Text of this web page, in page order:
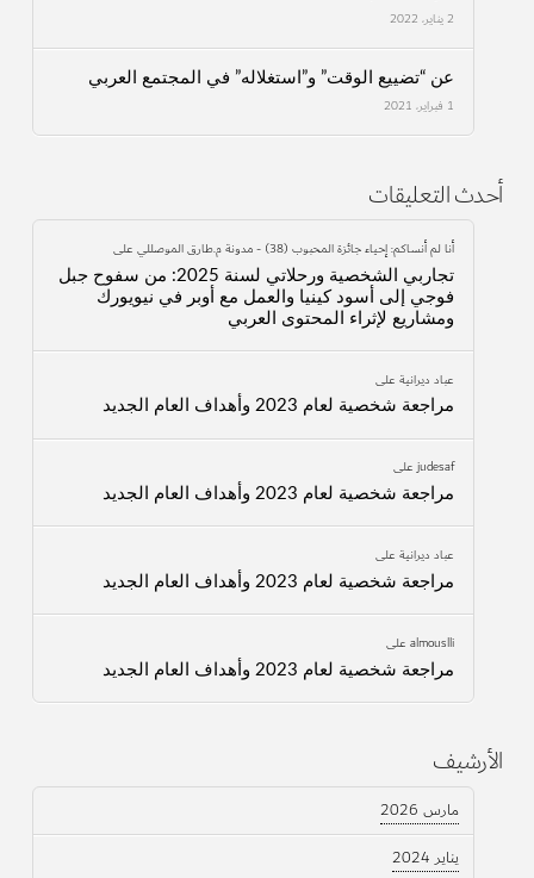
2 يناير، 2022
عن “تضييع الوقت” و”استغلاله” في المجتمع العربي
1 فبراير، 2021
أحدث التعليقات
أنا لم أنساكم: إحياء جائزة المحبوب (38) - مدونة م.طارق الموصللي على
تجاربي الشخصية ورحلاتي لسنة 2025: من سفوح جبل
فوجي إلى أسود كينيا والعمل مع أوبر في نيويورك
ومشاريع لإثراء المحتوى العربي
عباد ديرانيةعلى
مراجعة شخصية لعام 2023 وأهداف العام الجديد
judesafعلى
مراجعة شخصية لعام 2023 وأهداف العام الجديد
عباد ديرانيةعلى
مراجعة شخصية لعام 2023 وأهداف العام الجديد
almouslliعلى
مراجعة شخصية لعام 2023 وأهداف العام الجديد
الأرشيف
مارس 2026
يناير 2024